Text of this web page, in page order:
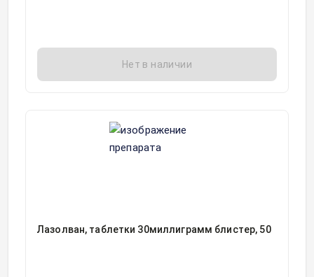
Нет в наличии
Лазолван, таблетки 30миллиграмм блистер, 50